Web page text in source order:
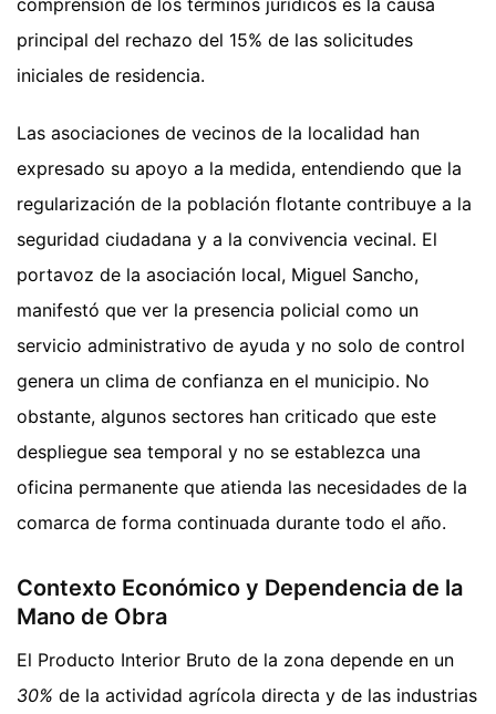
comprensión de los términos jurídicos es la causa
principal del rechazo del 15% de las solicitudes
iniciales de residencia.
Las asociaciones de vecinos de la localidad han
expresado su apoyo a la medida, entendiendo que la
regularización de la población flotante contribuye a la
seguridad ciudadana y a la convivencia vecinal. El
portavoz de la asociación local, Miguel Sancho,
manifestó que ver la presencia policial como un
servicio administrativo de ayuda y no solo de control
genera un clima de confianza en el municipio. No
obstante, algunos sectores han criticado que este
despliegue sea temporal y no se establezca una
oficina permanente que atienda las necesidades de la
comarca de forma continuada durante todo el año.
Contexto Económico y Dependencia de la
Mano de Obra
El Producto Interior Bruto de la zona depende en un
30% de la actividad agrícola directa y de las industrias